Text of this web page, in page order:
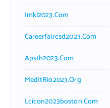
Imkl2023.com
Careerfaircsd2023.com
Apsth2023.com
MedItRio2023.org
Lcicon2023boston.com